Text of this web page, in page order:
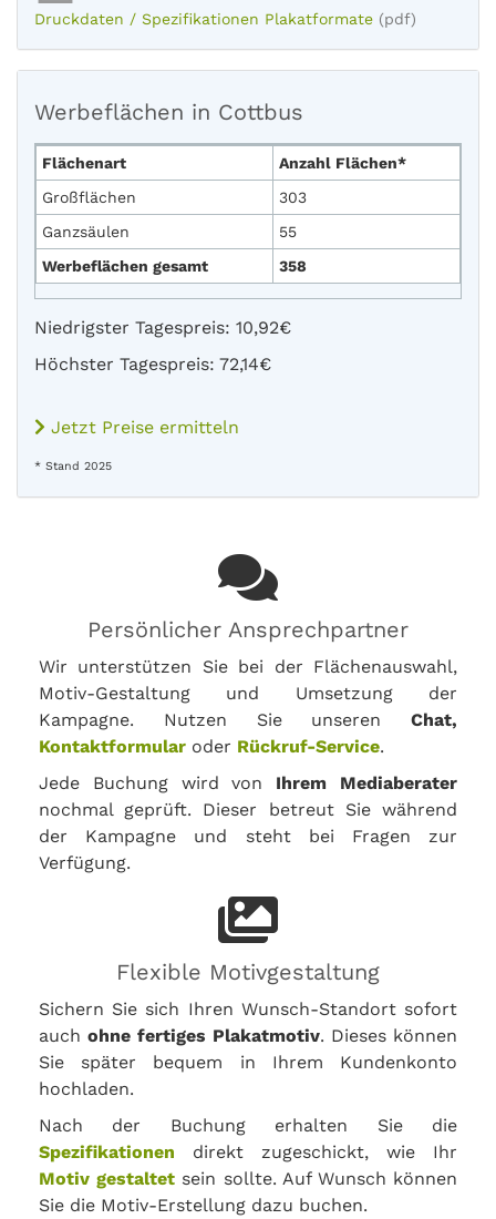
Druckdaten / Spezifikationen Plakatformate (pdf)
Werbeflächen in Cottbus
Flächenart
Anzahl Flächen*
Großflächen
303
Ganzsäulen
55
Werbeflächen gesamt
358
Niedrigster Tagespreis: 10,92€
Höchster Tagespreis: 72,14€
Jetzt Preise ermitteln
* Stand 2025
Persönlicher Ansprechpartner
Wir unterstützen Sie bei der Flächenauswahl,
Motiv-Gestaltung und Umsetzung der
Kampagne. Nutzen Sie unseren Chat,
Kontaktformular oder Rückruf-Service.
Jede Buchung wird von Ihrem Mediaberater
nochmal geprüft. Dieser betreut Sie während
der Kampagne und steht bei Fragen zur
Verfügung.
Flexible Motivgestaltung
Sichern Sie sich Ihren Wunsch-Standort sofort
auch ohne fertiges Plakatmotiv. Dieses können
Sie später bequem in Ihrem Kundenkonto
hochladen.
Nach der Buchung erhalten Sie die
Spezifikationen direkt zugeschickt, wie Ihr
Motiv gestaltet sein sollte. Auf Wunsch können
Sie die Motiv-Erstellung dazu buchen.